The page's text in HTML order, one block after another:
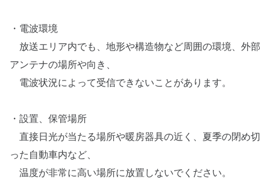
・電波環境
放送エリア内でも、地形や構造物など周囲の環境、外部
アンテナの場所や向き、
電波状況によって受信できないことがあります。
・設置、保管場所
直接日光が当たる場所や暖房器具の近く、夏季の閉め切
った自動車内など、
温度が非常に高い場所に放置しないでください。